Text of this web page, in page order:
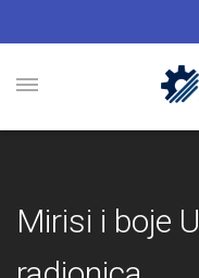
Mirisi i boje